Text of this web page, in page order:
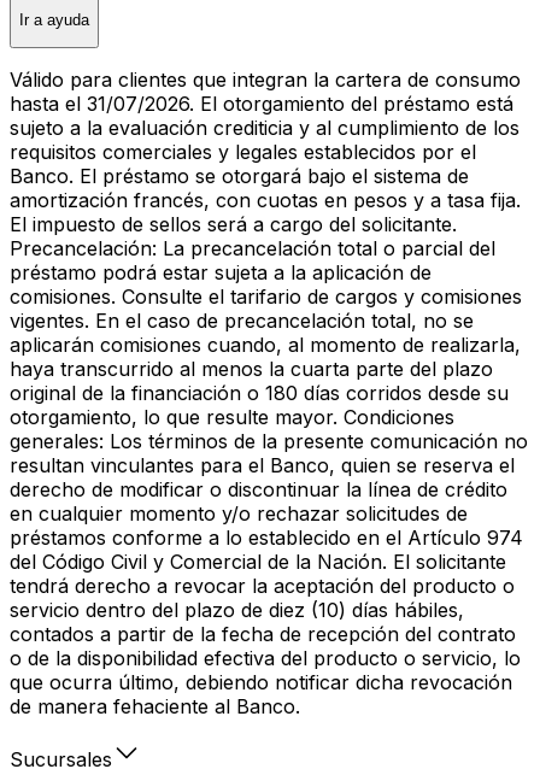
Ir a ayuda
Válido para clientes que integran la cartera de consumo
hasta el 31/07/2026. El otorgamiento del préstamo está
sujeto a la evaluación crediticia y al cumplimiento de los
requisitos comerciales y legales establecidos por el
Banco. El préstamo se otorgará bajo el sistema de
amortización francés, con cuotas en pesos y a tasa fija.
El impuesto de sellos será a cargo del solicitante.
Precancelación: La precancelación total o parcial del
préstamo podrá estar sujeta a la aplicación de
comisiones. Consulte el tarifario de cargos y comisiones
vigentes. En el caso de precancelación total, no se
aplicarán comisiones cuando, al momento de realizarla,
haya transcurrido al menos la cuarta parte del plazo
original de la financiación o 180 días corridos desde su
otorgamiento, lo que resulte mayor. Condiciones
generales: Los términos de la presente comunicación no
resultan vinculantes para el Banco, quien se reserva el
derecho de modificar o discontinuar la línea de crédito
en cualquier momento y/o rechazar solicitudes de
préstamos conforme a lo establecido en el Artículo 974
del Código Civil y Comercial de la Nación. El solicitante
tendrá derecho a revocar la aceptación del producto o
servicio dentro del plazo de diez (10) días hábiles,
contados a partir de la fecha de recepción del contrato
o de la disponibilidad efectiva del producto o servicio, lo
que ocurra último, debiendo notificar dicha revocación
de manera fehaciente al Banco.
Sucursales